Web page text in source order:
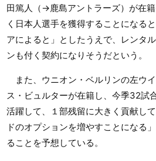
田篤人（→鹿島アントラーズ）が在
く日本人選手を獲得することになる
アによると」としたうえで、レンタ
ンも付く契約になりそうだという。
また、ウニオン・ベルリンの左ウ
ス・ビュルターが在籍し、今季32試
活躍して、１部残留に大きく貢献し
ドのオプションを増やすことになる
ることを予想している。